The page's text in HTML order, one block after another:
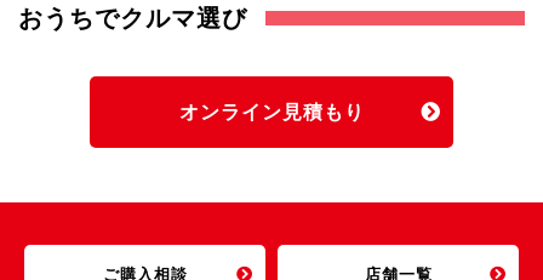
おうちでクルマ選び
オンライン見積もり
ご購入相談 店舗一覧